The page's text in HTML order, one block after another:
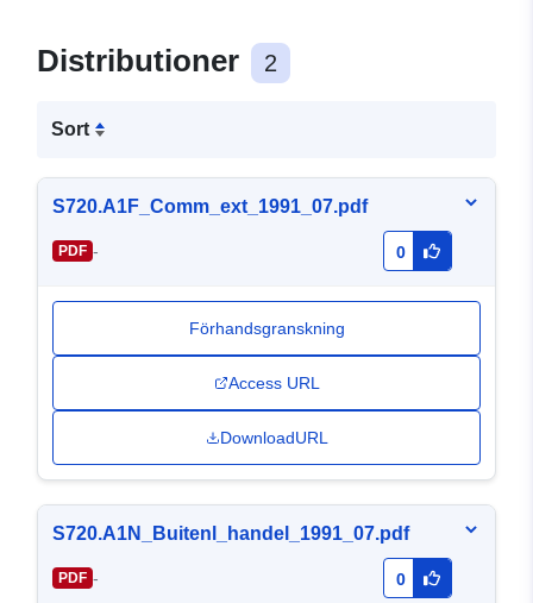
Distributioner 2
Sort
S720.A1F_Comm_ext_1991_07.pdf
PDF - 0
Förhandsgranskning
Access URL
DownloadURL
S720.A1N_Buitenl_handel_1991_07.pdf
PDF - 0